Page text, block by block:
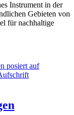
Instrument in der
Gebieten von
für nachhaltige